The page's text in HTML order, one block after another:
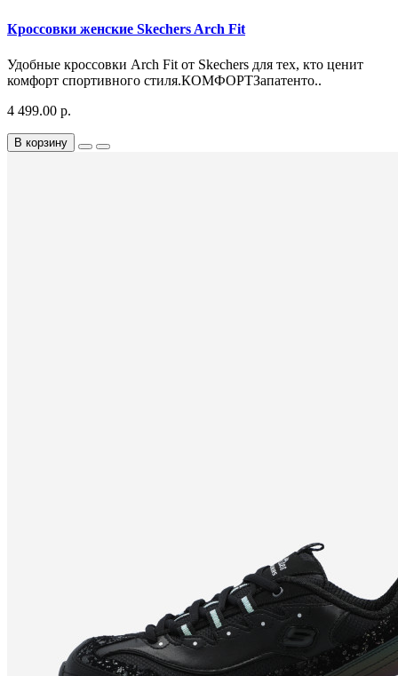
Кроссовки женские Skechers Arch Fit
Удобные кроссовки Arch Fit от Skechers для тех, кто ценит
комфорт спортивного стиля.КОМФОРТЗапатенто..
4 499.00 р.
В корзину